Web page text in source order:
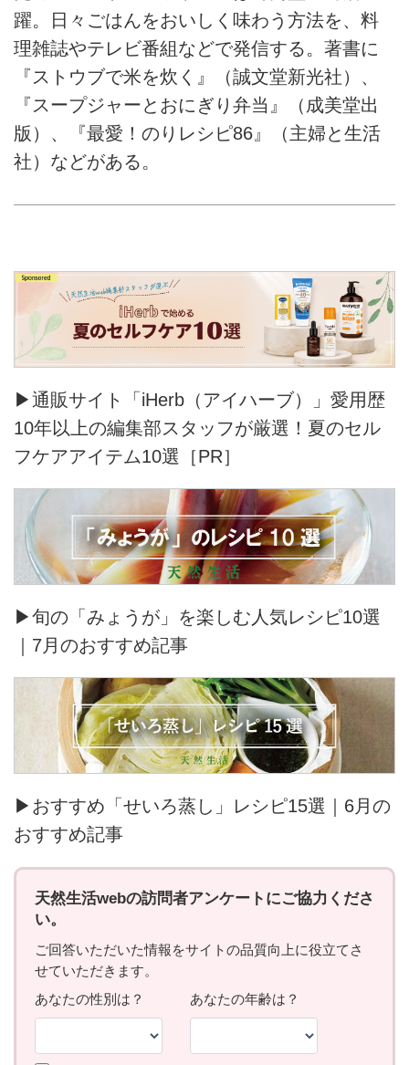
躍。日々ごはんをおいしく味わう方法を、料
理雑誌やテレビ番組などで発信する。著書に
『ストウブで米を炊く』（誠文堂新光社）、
『スープジャーとおにぎり弁当』（成美堂出
版）、『最愛！のりレシピ86』（主婦と生活
社）などがある。
▶通販サイト「iHerb（アイハーブ）」愛用歴
10年以上の編集部スタッフが厳選！夏のセル
フケアアイテム10選［PR］
▶旬の「みょうが」を楽しむ人気レシピ10選
｜7月のおすすめ記事
▶おすすめ「せいろ蒸し」レシピ15選｜6月の
おすすめ記事